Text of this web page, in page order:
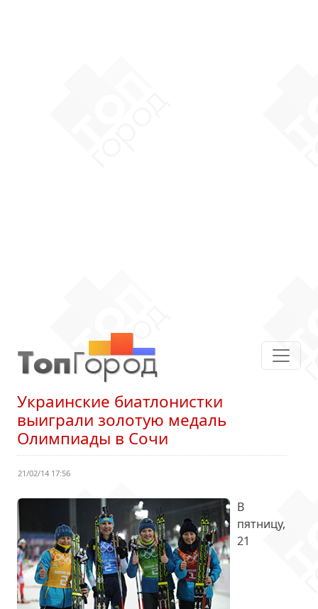
Украинские биатлонистки
выиграли золотую медаль
Олимпиады в Сочи
21/02/14 17:56
В
пятницу,
21